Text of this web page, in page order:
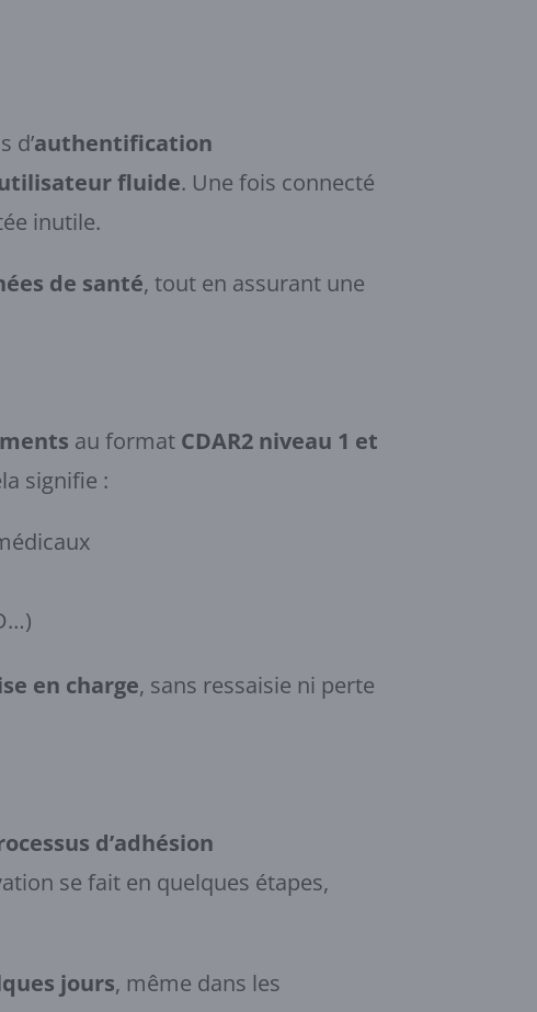
d’authentification
fluide. Une fois connecté
inutile.
de santé, tout en assurant une
au format CDAR2 niveau 1 et
signifie :
en charge, sans ressaisie ni perte
d’adhésion
se fait en quelques étapes,
jours, même dans les